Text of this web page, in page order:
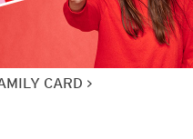
CARD